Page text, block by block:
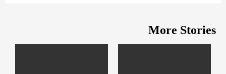
More Stories